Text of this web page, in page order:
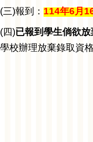
(三)報到： 114年6月
(四)已報到學生倘欲
學校辦理放棄錄取資